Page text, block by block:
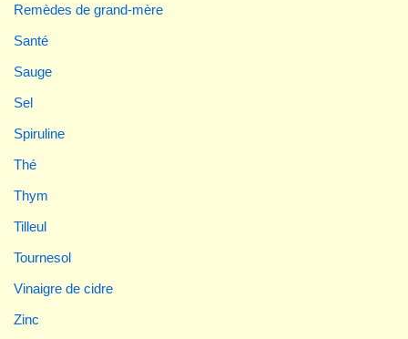
Remèdes de grand-mère
Santé
Sauge
Sel
Spiruline
Thé
Thym
Tilleul
Tournesol
Vinaigre de cidre
Zinc